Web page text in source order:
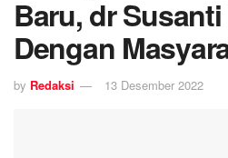
Baru, dr
Dengan
by Redaksi 13 Desember 2022